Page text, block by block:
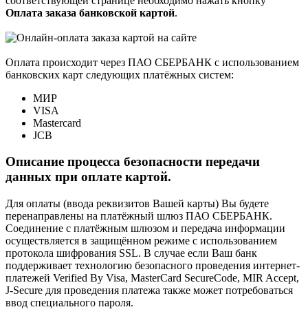
Оплата заказа банковской картой.
Оплата происходит через ПАО СБЕРБАНК с использованием
банковских карт следующих платёжных систем:
МИР
VISA
Mastercard
JCB
Описание процесса безопасности передачи
данных при оплате картой.
Для оплаты (ввода реквизитов Вашей карты) Вы будете
перенаправлены на платёжный шлюз ПАО СБЕРБАНК.
Соединение с платёжным шлюзом и передача информации
осуществляется в защищённом режиме с использованием
протокола шифрования SSL. В случае если Ваш банк
поддерживает технологию безопасного проведения интернет-
платежей Verified By Visa, MasterCard SecureCode, MIR Accept,
J-Secure для проведения платежа также может потребоваться
ввод специального пароля.